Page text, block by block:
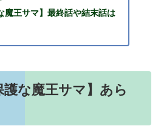
魔王サマ】最終話や結末話は
護な魔王サマ】あら